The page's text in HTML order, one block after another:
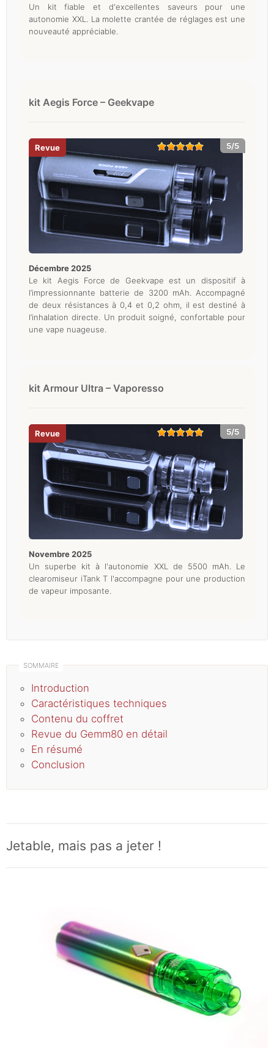
Un kit fiable et d'excellentes saveurs pour une
autonomie XXL. La molette crantée de réglages est une
nouveauté appréciable.
kit Aegis Force – Geekvape
5/5
décembre 2025
Le kit Aegis Force de Geekvape est un dispositif à
l’impressionnante batterie de 3200 mAh. Accompagné
de deux résistances à 0,4 et 0,2 ohm, il est destiné à
l’inhalation directe. Un produit soigné, confortable pour
une vape nuageuse.
kit Armour Ultra – Vaporesso
5/5
novembre 2025
Un superbe kit à l'autonomie XXL de 5500 mAh. Le
clearomiseur iTank T l'accompagne pour une production
de vapeur imposante.
Introduction
Caractéristiques techniques
Contenu du coffret
Revue du Gemm80 en détail
En résumé
Conclusion
Jetable, mais pas a jeter !